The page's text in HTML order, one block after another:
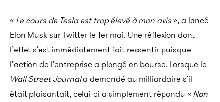
« Le cours de Tesla est trop élevé à mon avis», a lancé
Elon Musk sur Twitter le 1er mai. Une réflexion dont
l’effet s’est immédiatement fait ressentir puisque
l’action de l’entreprise a plongé en bourse. Lorsque le
Wall Street Journala demandé au milliardaire s’il
était plaisantait, celui-ci a simplement répondu « Non